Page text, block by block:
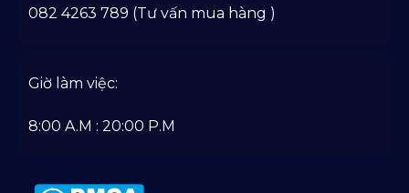
082 4263 789 (Tư vấn mua hàng )
Giờ làm việc:
8:00 A.M : 20:00 P.M